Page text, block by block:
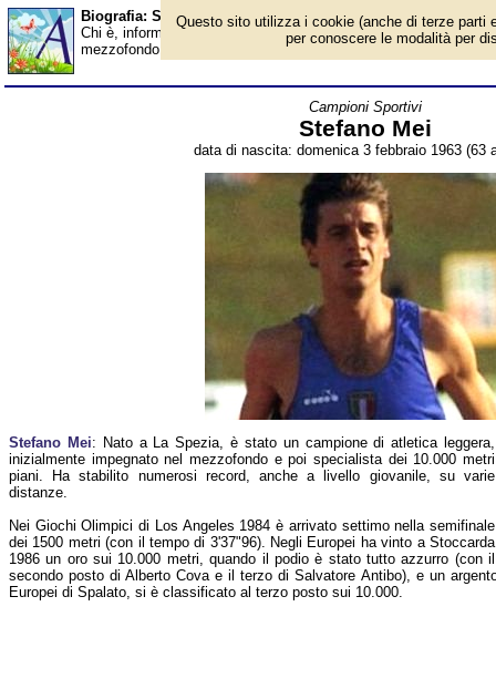
Biografia: Stefano Mei - età - Almanacco
Chi è, informazioni, foto, qual è la data di nascita, età, dove è
mezzofondo e fondo, dirigente sportivo. Breve biografia. Voce
Campioni Sportivi
Stefano Mei
data di nascita: domenica 3 febbraio 1963 (63
Stefano Mei: Nato a La Spezia, è stato un campione di atletica leggera,
inizialmente impegnato nel mezzofondo e poi specialista dei 10.000 metri
piani. Ha stabilito numerosi record, anche a livello giovanile, su varie
distanze.
Nei Giochi Olimpici di Los Angeles 1984 è arrivato settimo nella semifinale
dei 1500 metri (con il tempo di 3'37"96). Negli Europei ha vinto a Stoccarda
1986 un oro sui 10.000 metri, quando il podio è stato tutto azzurro (con il
secondo posto di Alberto Cova e il terzo di Salvatore Antibo), e un
Europei di Spalato, si è classificato al terzo posto sui 10.000.
Questo sito utilizza i cookie (anche di terze parti
per conoscere le modalità per